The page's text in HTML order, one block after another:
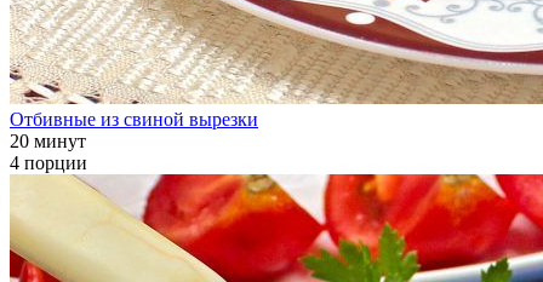
Отбивные из свиной вырезки
20 минут
4 порции